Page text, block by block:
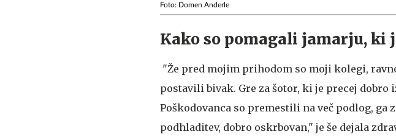
Foto: Domen Anderle
Kako so pomagali jamarju, ki
"Že pred mojim prihodom so moji kolegi,
postavili bivak. Gre za šotor, ki je precej
Poškodovanca so premestili na več podlog, ga
podhladitev, dobro oskrbovan," je še dejala